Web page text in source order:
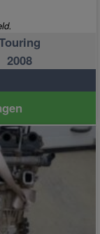
2008